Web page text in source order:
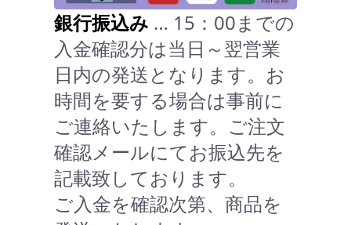
銀行振込み … 15：00までの
入金確認分は当日～翌営業
日内の発送となります。お
時間を要する場合は事前に
ご連絡いたします。ご注文
確認メールにてお振込先を
記載致しております。
ご入金を確認次第、商品を